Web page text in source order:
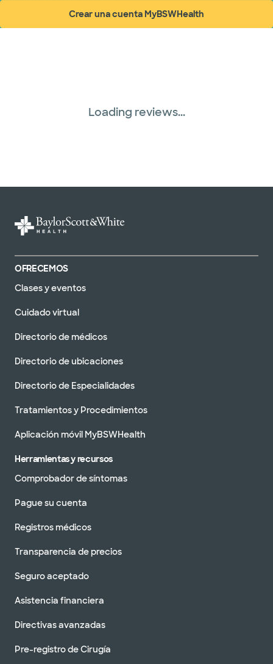
Crear una cuenta MyBSWHealth
(abre en ventana nueva)
Loading reviews...
OFRECEMOS
Clases y eventos
Cuidado virtual
Directorio de médicos
Directorio de ubicaciones
Directorio de Especialidades
Tratamientos y Procedimientos
Aplicación móvil MyBSWHealth
Herramientas y recursos
Comprobador de síntomas
Pague su cuenta
Registros médicos
Transparencia de precios
Seguro aceptado
Asistencia financiera
Directivas avanzadas
Pre-registro de Cirugía